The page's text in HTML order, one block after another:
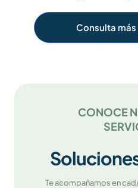
Consulta
CONOCE
Te acompañamos en